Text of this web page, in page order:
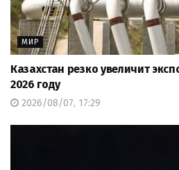
МИР
Казахстан резко увеличит
2026 году
2026/08/07, 17:29